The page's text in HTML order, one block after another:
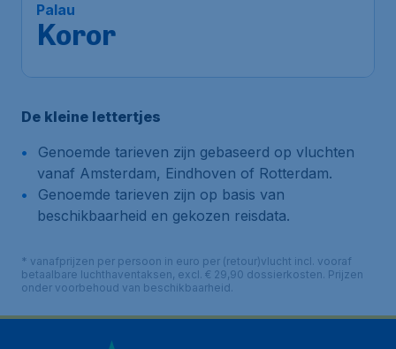
Palau
Koror
De kleine lettertjes
Genoemde tarieven zijn gebaseerd op vluchten
vanaf Amsterdam, Eindhoven of Rotterdam.
Genoemde tarieven zijn op basis van
beschikbaarheid en gekozen reisdata.
* vanafprijzen per persoon in euro per (retour)vlucht incl. vooraf
betaalbare luchthaventaksen, excl. € 29,90 dossierkosten. Prijzen
onder voorbehoud van beschikbaarheid.